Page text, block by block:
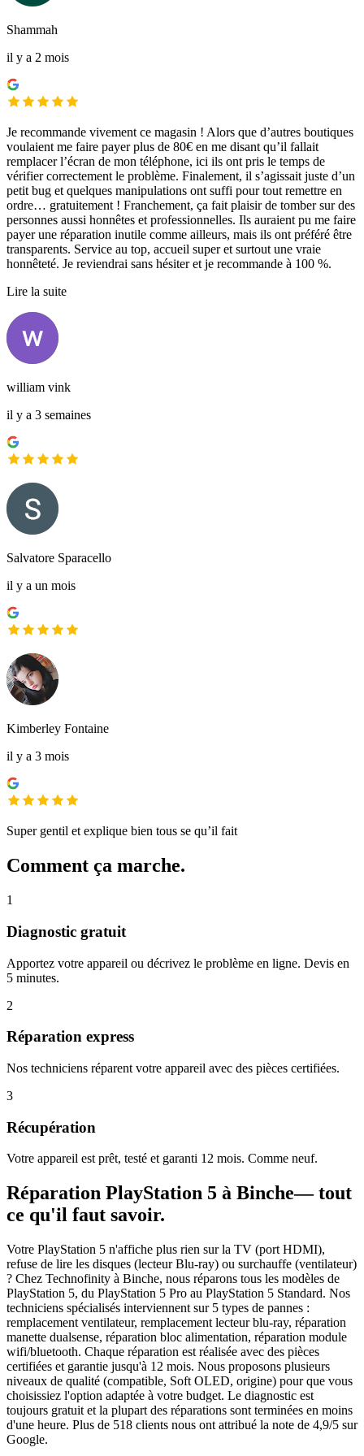
Shammah
il y a 2 mois
Je recommande vivement ce magasin ! Alors que d’autres boutiques
voulaient me faire payer plus de 80€ en me disant qu’il fallait
remplacer l’écran de mon téléphone, ici ils ont pris le temps de
vérifier correctement le problème. Finalement, il s’agissait juste d’un
petit bug et quelques manipulations ont suffi pour tout remettre en
ordre… gratuitement ! Franchement, ça fait plaisir de tomber sur des
personnes aussi honnêtes et professionnelles. Ils auraient pu me faire
payer une réparation inutile comme ailleurs, mais ils ont préféré être
transparents. Service au top, accueil super et surtout une vraie
honnêteté. Je reviendrai sans hésiter et je recommande à 100 %.
Lire la suite
william vink
il y a 3 semaines
Salvatore Sparacello
il y a un mois
Kimberley Fontaine
il y a 3 mois
Super gentil et explique bien tous se qu’il fait
Comment ça marche.
1
Diagnostic gratuit
Apportez votre appareil ou décrivez le problème en ligne. Devis en
5 minutes.
2
Réparation express
Nos techniciens réparent votre appareil avec des pièces certifiées.
3
Récupération
Votre appareil est prêt, testé et garanti 12 mois. Comme neuf.
Réparation PlayStation 5 à Binche— tout
ce qu'il faut savoir.
Votre PlayStation 5 n'affiche plus rien sur la TV (port HDMI),
refuse de lire les disques (lecteur Blu-ray) ou surchauffe (ventilateur)
? Chez Technofinity à Binche, nous réparons tous les modèles de
PlayStation 5, du PlayStation 5 Pro au PlayStation 5 Standard. Nos
techniciens spécialisés interviennent sur 5 types de pannes :
remplacement ventilateur, remplacement lecteur blu-ray, réparation
manette dualsense, réparation bloc alimentation, réparation module
wifi/bluetooth. Chaque réparation est réalisée avec des pièces
certifiées et garantie jusqu'à 12 mois. Nous proposons plusieurs
niveaux de qualité (compatible, Soft OLED, origine) pour que vous
choisissiez l'option adaptée à votre budget. Le diagnostic est
toujours gratuit et la plupart des réparations sont terminées en moins
d'une heure. Plus de 518 clients nous ont attribué la note de 4,9/5 sur
Google.